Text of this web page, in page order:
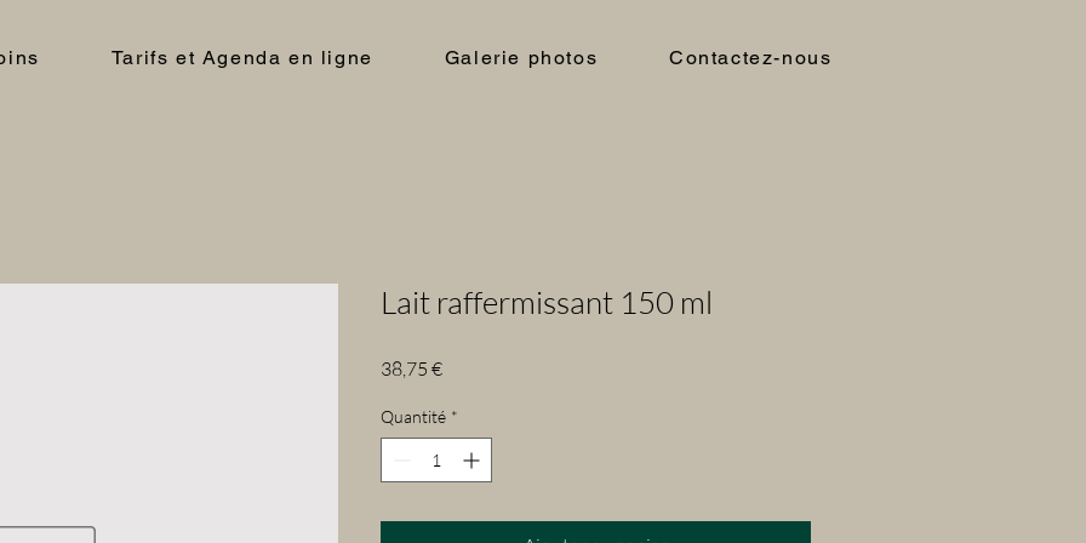
Tarifs et Agenda en ligne Galerie photos Contactez-nous
Lait raffermissant 150 ml
38,75 €Prix
Quantité *